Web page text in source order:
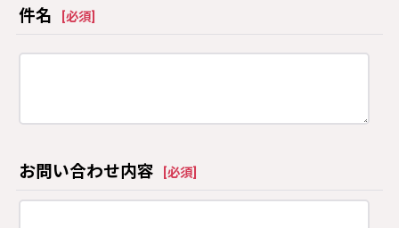
件名 必須
お問い合わせ内容 必須